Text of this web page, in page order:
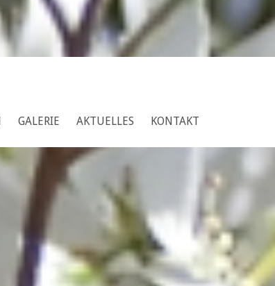
GALERIE AKTUELLES KONTAKT